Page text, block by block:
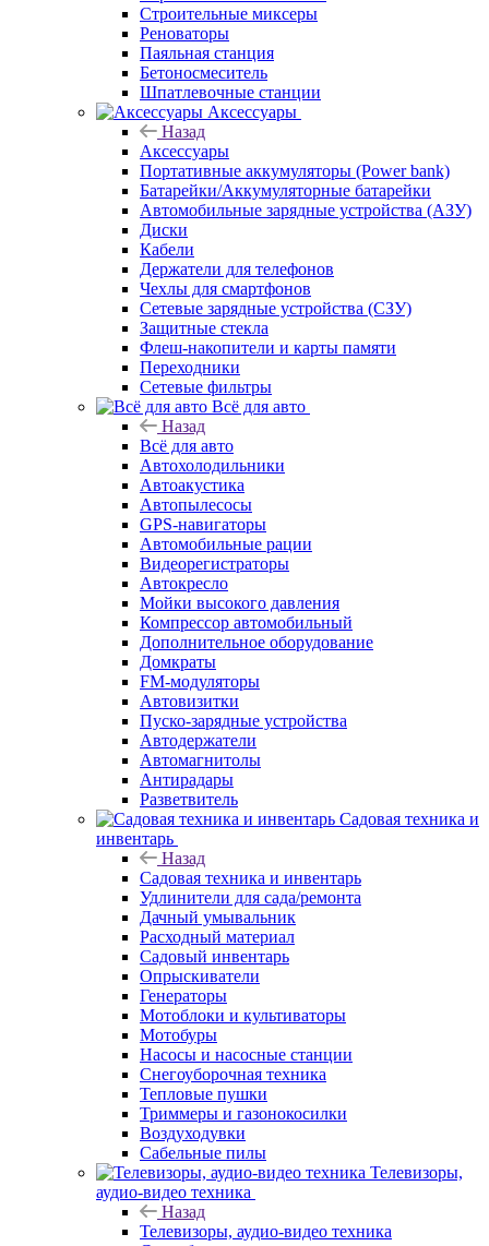
Строительные миксеры
Реноваторы
Паяльная станция
Бетоносмеситель
Шпатлевочные станции
Аксессуары
Назад
Аксессуары
Портативные аккумуляторы (Power bank)
Батарейки/Аккумуляторные батарейки
Автомобильные зарядные устройства (АЗУ)
Диски
Кабели
Держатели для телефонов
Чехлы для смартфонов
Сетевые зарядные устройства (СЗУ)
Защитные стекла
Флеш-накопители и карты памяти
Переходники
Сетевые фильтры
Всё для авто
Назад
Всё для авто
Автохолодильники
Автоакустика
Автопылесосы
GPS-навигаторы
Автомобильные рации
Видеорегистраторы
Автокресло
Мойки высокого давления
Компрессор автомобильный
Дополнительное оборудование
Домкраты
FM-модуляторы
Автовизитки
Пуско-зарядные устройства
Автодержатели
Автомагнитолы
Антирадары
Разветвитель
Садовая техника и
инвентарь
Назад
Садовая техника и инвентарь
Удлинители для сада/ремонта
Дачный умывальник
Расходный материал
Садовый инвентарь
Опрыскиватели
Генераторы
Мотоблоки и культиваторы
Мотобуры
Насосы и насосные станции
Снегоуборочная техника
Тепловые пушки
Триммеры и газонокосилки
Воздуходувки
Сабельные пилы
Телевизоры,
аудио-видео техника
Назад
Телевизоры, аудио-видео техника